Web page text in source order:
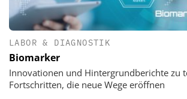
LABOR & DIAGNOSTIK
Biomarker
Innovationen und Hintergrundberichte zu
Fortschritten, die neue Wege eröffnen